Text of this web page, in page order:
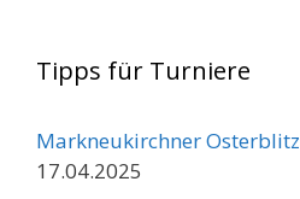
Tipps für Turniere
Markneukirchner Osterblitz
17.04.2025